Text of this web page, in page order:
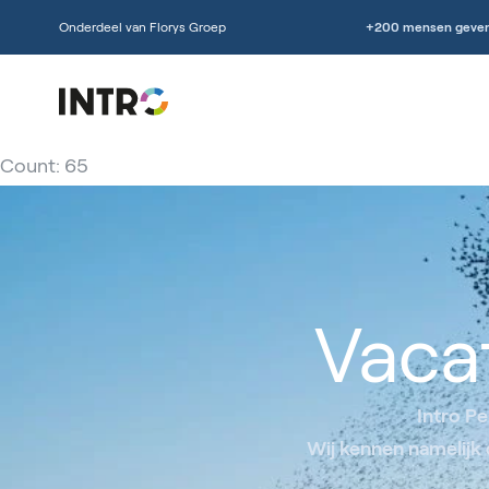
Count: 65
Onderdeel van Florys Groep +200 mensen
Intro
Wij kennen namelijk